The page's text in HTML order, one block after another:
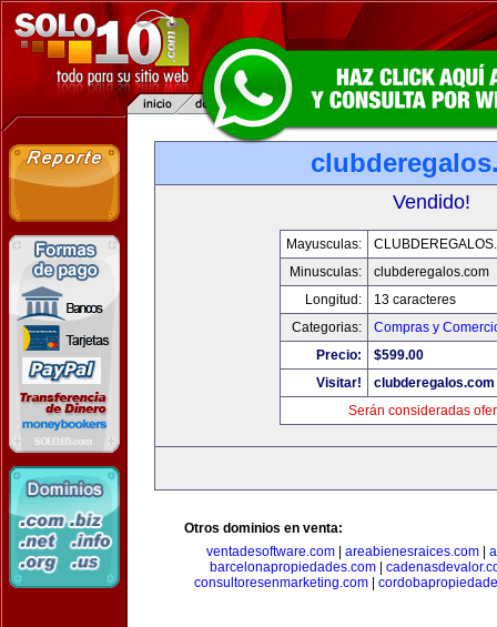
Vendido!
Mayusculas:
Minusculas:
clubderegalos.com
Longitud:
13 caracteres
Categorias:
Compras y
Precio:
$599.00
Visitar!
clubderegalos.com
Serán consideradas
Otros dominios en venta:
ventadesoftware.com| areabienesraices.com|
barcelonapropiedades.com|
consultoresenmarketing.com